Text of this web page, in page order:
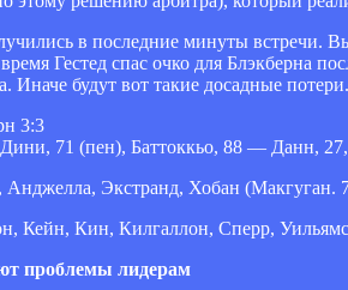
в последние минуты встречи.
Гестед спас очко для Блэкберна
Иначе будут вот такие досадные потери.
3:3
Дини, 71 (пен), Баттоккьо, 88 — Данн,
Анджелла, Экстранд, Хобан (Макгуган.
Кейн, Кин, Килгаллон, Сперр,
проблемы лидерам